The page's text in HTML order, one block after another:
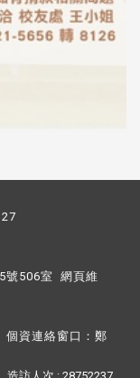
號506室 網頁維
個資連絡窗口： 鄭